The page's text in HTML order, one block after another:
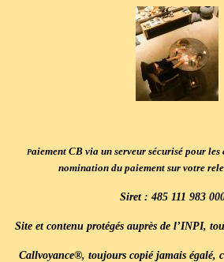
Paiement CB via un serveur sécurisé pour
nomination du paiement sur votre
Siret : 485 111 983
Site et contenu protégés auprès de l’INPI,
Callvoyance®, toujours copié jamais égalé,